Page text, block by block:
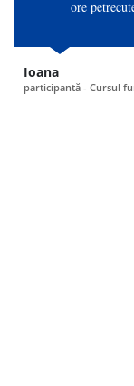
ore
Ioana
participantă - Cursul